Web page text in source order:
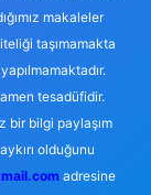
makaleler
taşımamakta
tesadüfidir.
bir bilgi paylaşım
olduğunu
adresine